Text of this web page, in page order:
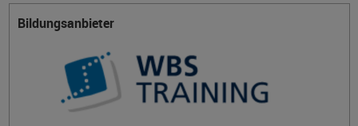
Bildungsanbieter